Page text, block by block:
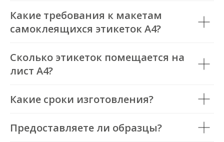
Какие требования к макетам
самоклеящихся этикеток А4?
Сколько этикеток помещается на
лист А4?
Какие сроки изготовления?
Предоставляете ли образцы?